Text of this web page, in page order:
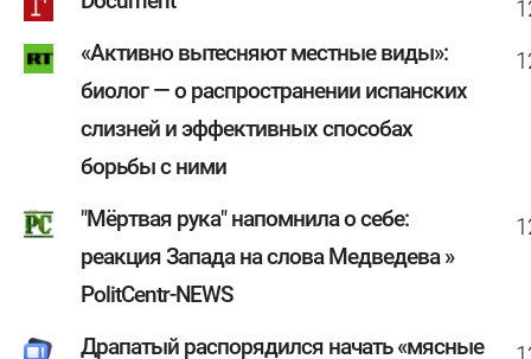
«Активно вытесняют местные виды»:
биолог — о распространении испанских
слизней и эффективных способах
борьбы с ними
"Мёртвая рука" напомнила о себе:
реакция Запада на слова Медведева »
PolitCentr-NEWS
Драпатый распорядился начать «мясные